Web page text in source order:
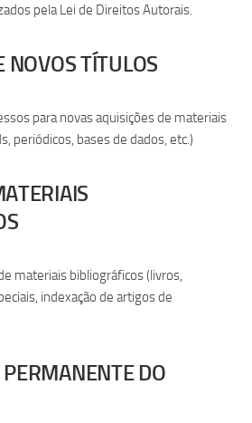
pela Lei de Direitos Autorais.
NOVOS TÍTULOS
para novas aquisições de materiais
periódicos, bases de dados, etc.)
materiais bibliográficos (livros,
indexação de artigos de
DO